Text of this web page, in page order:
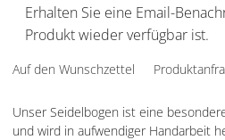
Erhalten Sie eine Email-
Produkt wieder verfügbar ist.
Auf den Wunschzettel
Unser Seidelbogen ist eine
und wird in aufwendiger Handarbeit